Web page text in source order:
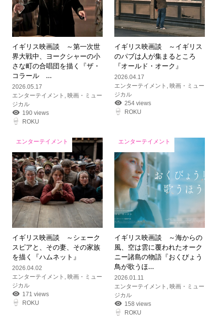
イギリス映画談 ～第一次世
界大戦中、ヨークシャーの小
さな町の合唱団を描く『ザ・
コラール ...
2026.05.17
エンターテイメント
映画・ミュー
ジカル
190 views
ROKU
イギリス映画談 ～イギリス
のパブは人が集まるところ
『オールド・オーク』
2026.04.17
エンターテイメント
,映画・ミュー
ジカル
254 views
ROKU
エンターテイメント
イギリス映画談 ～シェーク
スピアと、その妻、その家族
を描く『ハムネット』
2026.04.02
エンターテイメント , 映画・ミュー
ジカル
171 views
ROKU
エンターテイメント
イギリス映画談 ～海からの
風、空は雲に覆われたオーク
ニー諸島の物語『おくびょう
鳥が歌うほ...
2026.01.11
エンターテイメント , 映画・ミュー
ジカル
158 views
ROKU